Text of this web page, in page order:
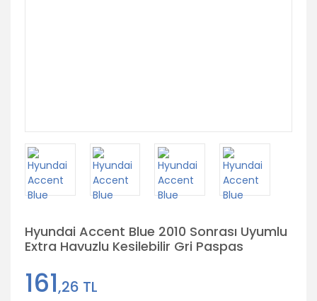
Hyundai Accent Blue 2010 Sonrası Uyumlu
Extra Havuzlu Kesilebilir Gri Paspas
161,26 TL